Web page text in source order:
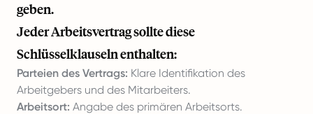
geben.
Jeder Arbeitsvertrag sollte diese
Schlüsselklauseln enthalten:
Parteien des Vertrags: Klare Identifikation des
Arbeitgebers und des Mitarbeiters.
Arbeitsort: Angabe des primären Arbeitsorts.